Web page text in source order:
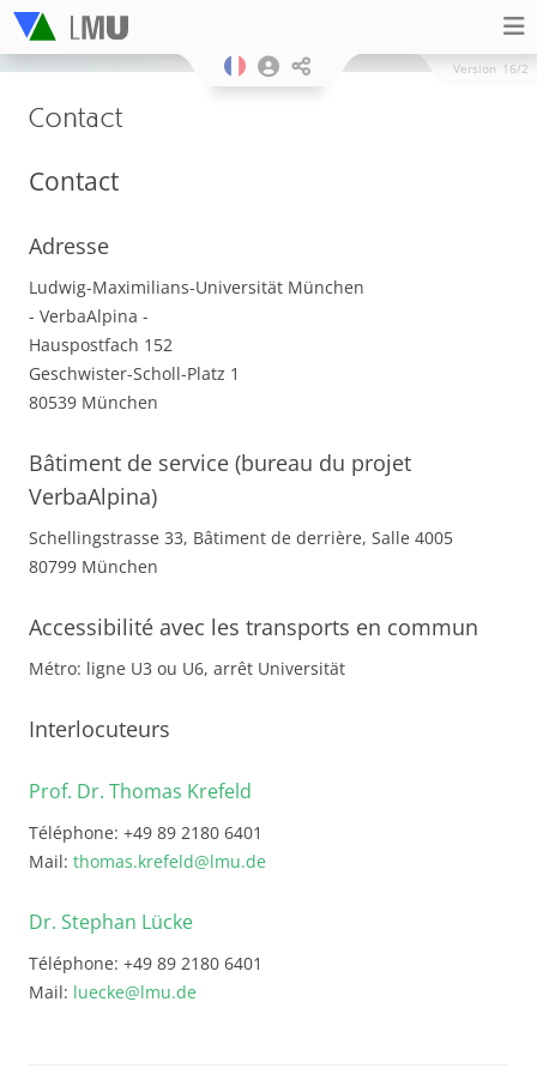
Version 16/2
Contact
Contact
Adresse
Ludwig-Maximilians-Universität München
- VerbaAlpina -
Hauspostfach 152
Geschwister-Scholl-Platz 1
80539 München
Bâtiment de service (bureau du projet
VerbaAlpina)
Schellingstrasse 33, Bâtiment de derrière, Salle 4005
80799 München
Accessibilité avec les transports en commun
Métro: ligne U3 ou U6, arrêt Universität
Interlocuteurs
Prof. Dr. Thomas Krefeld
Téléphone: +49 89 2180 6401
Mail: thomas.krefeld@lmu.de
Dr. Stephan Lücke
Téléphone: +49 89 2180 6401
Mail: luecke@lmu.de